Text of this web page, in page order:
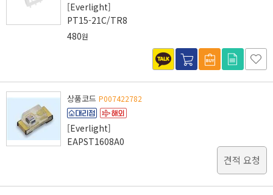
[Everlight]
PT15-21C/TR8
480원
상품코드 P007422782
[Everlight]
EAPST1608A0
견적 요청